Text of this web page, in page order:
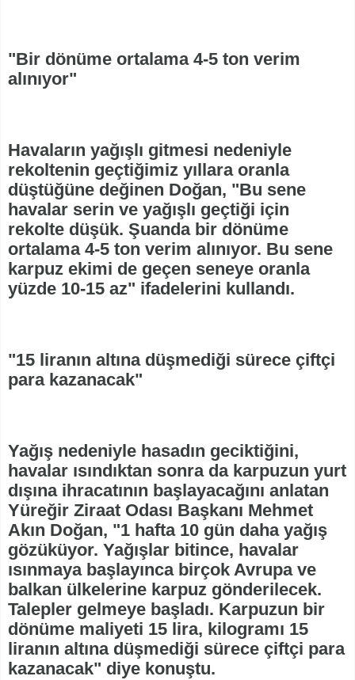
"Bir dönüme ortalama 4-5 ton verim
alınıyor"
Havaların yağışlı gitmesi nedeniyle
rekoltenin geçtiğimiz yıllara oranla
düştüğüne değinen Doğan, "Bu sene
havalar serin ve yağışlı geçtiği için
rekolte düşük. Şuanda bir dönüme
ortalama 4-5 ton verim alınıyor. Bu sene
karpuz ekimi de geçen seneye oranla
yüzde 10-15 az" ifadelerini kullandı.
"15 liranın altına düşmediği sürece çiftçi
para kazanacak"
Yağış nedeniyle hasadın geciktiğini,
havalar ısındıktan sonra da karpuzun yurt
dışına ihracatının başlayacağını anlatan
Yüreğir Ziraat Odası Başkanı Mehmet
Akın Doğan, "1 hafta 10 gün daha yağış
gözüküyor. Yağışlar bitince, havalar
ısınmaya başlayınca birçok Avrupa ve
balkan ülkelerine karpuz gönderilecek.
Talepler gelmeye başladı. Karpuzun bir
dönüme maliyeti 15 lira, kilogramı 15
liranın altına düşmediği sürece çiftçi para
kazanacak" diye konuştu.